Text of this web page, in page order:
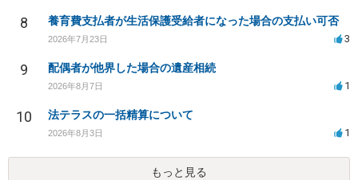
8 養育費支払者が生活保護受給者になった場合の支払い可否
2026年7月23日 3
9 配偶者が他界した場合の遺産相続
2026年8月7日 1
10 法テラスの一括精算について
2026年8月3日 1
もっと見る